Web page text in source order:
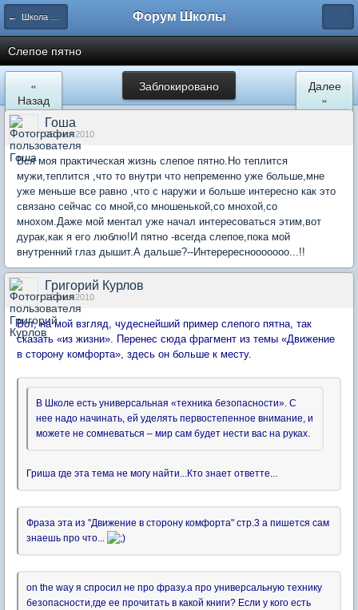
← Школа Холистического Сознания Форум Школы
Слепое пятно
Заблокировано
«
Назад
Далее
»
Гоша
05 июл 2010
Вся моя практическая жизнь слепое пятно.Но теплится
мужи,теплится ,что то внутри что непременно уже больше,мне
уже меньше все равно ,что с наружи и больше интересно как это
связано сейчас со мной,со мношенькой,со мнохой,со
мнохом.Даже мой ментал уже начал интересоваться этим,вот
дурак,как я его люблю!И пятно -всегда слепое,пока мой
внутренний глаз дышит.А дальше?--Интеререснооооооо...!!
Григорий Курлов
12 июл 2010
Вот, на мой взгляд, чудеснейший пример слепого пятна, так
сказать «из жизни». Перенес сюда фрагмент из темы «Движение
в сторону комфорта», здесь он больше к месту.
В Школе есть универсальная «техника безопасности». С
нее надо начинать, ей уделять первостепенное внимание, и
можете не сомневаться – мир сам будет нести вас на руках.
Гриша где эта тема не могу найти...Кто знает ответте...
Фраза эта из "Движение в сторону комфорта" стр.3 а пишется сам
знаешь про что...
on the way я спросил не про фразу.а про универсальную технику
безопасности,где ее прочитать в какой книги? Если у кого есть